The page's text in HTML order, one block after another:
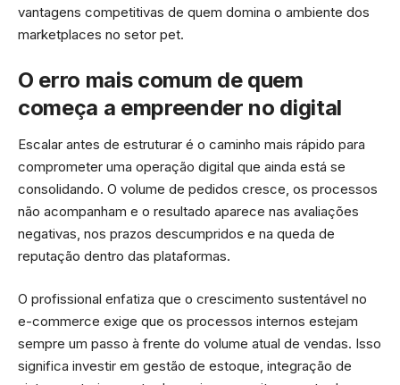
vantagens competitivas de quem domina o ambiente dos
marketplaces no setor pet.
O erro mais comum de quem
começa a empreender no digital
Escalar antes de estruturar é o caminho mais rápido para
comprometer uma operação digital que ainda está se
consolidando. O volume de pedidos cresce, os processos
não acompanham e o resultado aparece nas avaliações
negativas, nos prazos descumpridos e na queda de
reputação dentro das plataformas.
O profissional enfatiza que o crescimento sustentável no
e-commerce exige que os processos internos estejam
sempre um passo à frente do volume atual de vendas. Isso
significa investir em gestão de estoque, integração de